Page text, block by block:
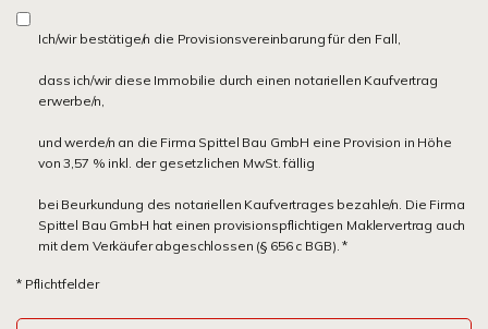
Ich/wir bestätige/n die Provisionsvereinbarung für den Fall,
dass ich/wir diese Immobilie durch einen notariellen Kaufvertrag
erwerbe/n,
und werde/n an die Firma Spittel Bau GmbH eine Provision in Höhe
von 3,57 % inkl. der gesetzlichen MwSt. fällig
bei Beurkundung des notariellen Kaufvertrages bezahle/n. Die Firma
Spittel Bau GmbH hat einen provisionspflichtigen Maklervertrag auch
mit dem Verkäufer abgeschlossen (§ 656 c BGB). *
* Pflichtfelder